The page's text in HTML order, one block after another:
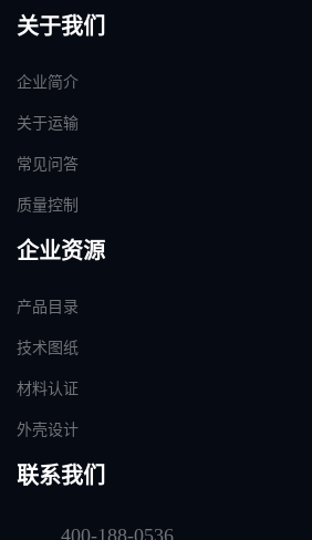
关于我们
企业简介
关于运输
常见问答
质量控制
企业资源
产品目录
技术图纸
材料认证
外壳设计
联系我们